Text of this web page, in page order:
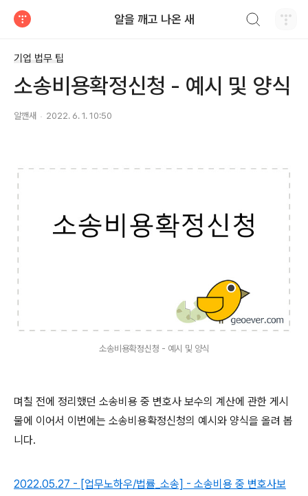
알을 깨고 나온 새
기업 법무 팁
소송비용확정신청 - 예시 및 양식
알깬새 2022. 6. 1. 10:50
소송비용확정신청 - 예시 및 양식
며칠 전에 정리했던 소송비용 중 변호사 보수의 계산에 관한 게시
물에 이어서 이번에는 소송비용확정신청의 예시와 양식을 올려 봅
니다.
2022.05.27 - [업무노하우/법률_소송] - 소송비용 중 변호사보